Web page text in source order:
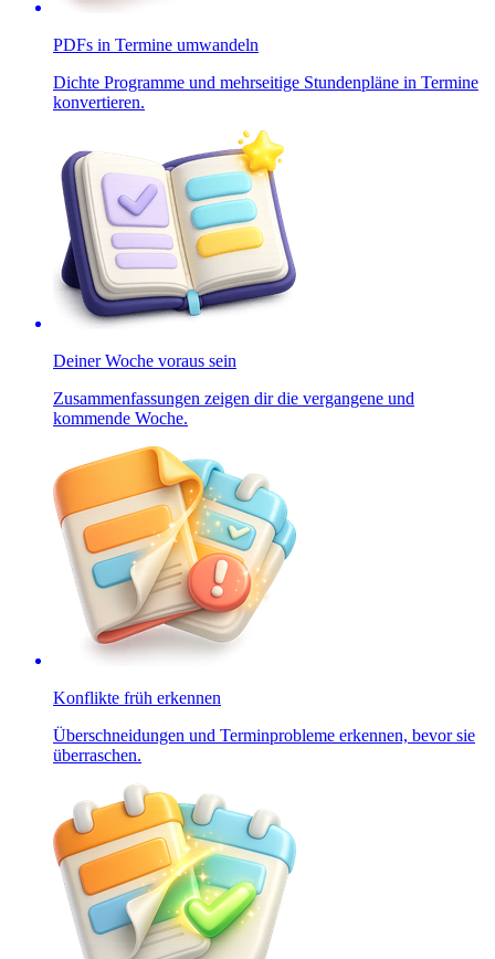
PDFs in Termine umwandeln
Dichte Programme und mehrseitige Stundenpläne in Termine
konvertieren.
Deiner Woche voraus sein
Zusammenfassungen zeigen dir die vergangene und
kommende Woche.
Konflikte früh erkennen
Überschneidungen und Terminprobleme erkennen, bevor sie
überraschen.